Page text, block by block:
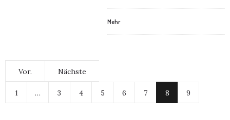
Mehr
Vor. Nächste
1 … 3 4 5 6 7 8 9